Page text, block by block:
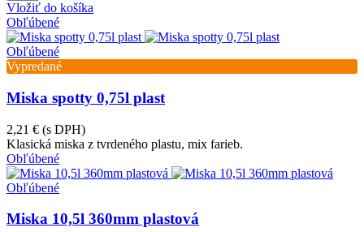
Vložiť do košíka
Obľúbené
Obľúbené
Vypredané
Miska spotty 0,75l plast
2,21 € (s DPH)
Klasická miska z tvrdeného plastu, mix farieb.
Obľúbené
Obľúbené
Miska 10,5l 360mm plastová